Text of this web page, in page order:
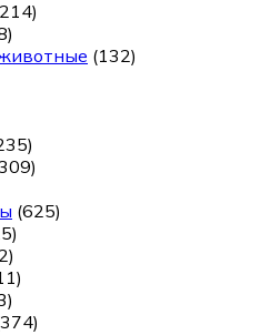
(132)
(625)